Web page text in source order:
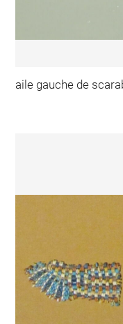
aile gauche de